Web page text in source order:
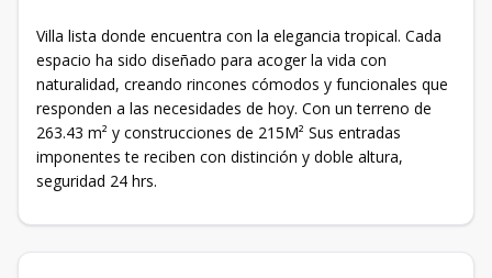
Villa lista donde encuentra con la elegancia tropical. Cada
espacio ha sido diseñado para acoger la vida con
naturalidad, creando rincones cómodos y funcionales que
responden a las necesidades de hoy. Con un terreno de
263.43 m² y construcciones de 215M² Sus entradas
imponentes te reciben con distinción y doble altura,
seguridad 24 hrs.